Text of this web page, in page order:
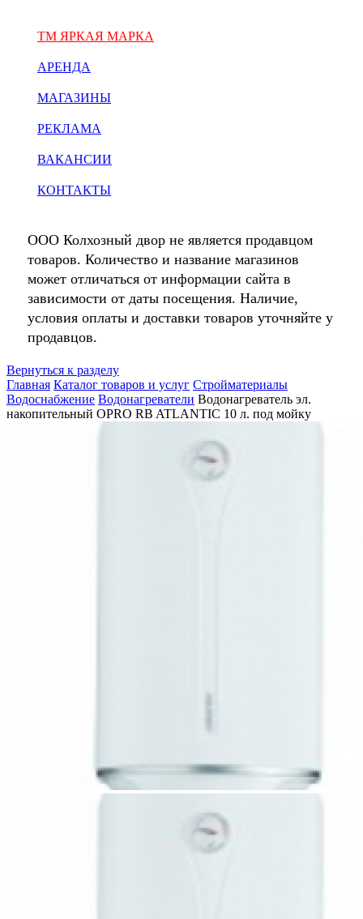
ТМ ЯРКАЯ МАРКА
АРЕНДА
МАГАЗИНЫ
РЕКЛАМА
ВАКАНСИИ
КОНТАКТЫ
ООО Колхозный двор не является продавцом
товаров. Количество и название магазинов
может отличаться от информации сайта в
зависимости от даты посещения. Наличие,
условия оплаты и доставки товаров уточняйте у
продавцов.
Вернуться к разделу
Главная Каталог товаров и услуг Стройматериалы
Водоснабжение Водонагреватели Водонагреватель эл.
накопительный OPRO RB ATLANTIC 10 л. под мойку